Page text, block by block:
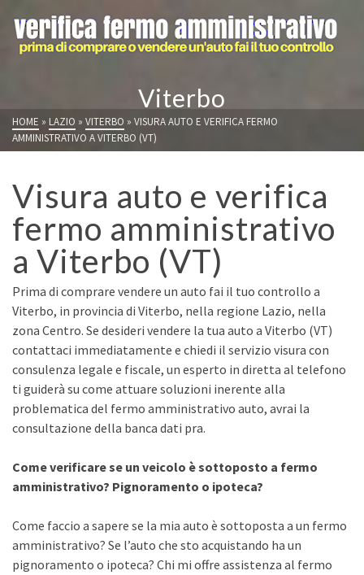
Viterbo
HOME » LAZIO » VITERBO » VISURA AUTO E VERIFICA FERMO
AMMINISTRATIVO A VITERBO (VT)
Visura auto e verifica
fermo amministrativo
a Viterbo (VT)
Prima di comprare vendere un auto fai il tuo controllo a
Viterbo, in provincia di Viterbo, nella regione Lazio, nella
zona Centro. Se desideri vendere la tua auto a Viterbo (VT)
contattaci immediatamente e chiedi il servizio visura con
consulenza legale e fiscale, un esperto in diretta al telefono
ti guiderà su come attuare soluzioni inerente alla
problematica del fermo amministrativo auto, avrai la
consultazione della banca dati pra.
Come verificare se un veicolo è sottoposto a fermo
amministrativo? Pignoramento o ipoteca?
Come faccio a sapere se la mia auto è sottoposta a un fermo
amministrativo? Se l’auto che sto acquistando ha un
pignoramento o ipoteca? Chi mi offre assistenza al fermo